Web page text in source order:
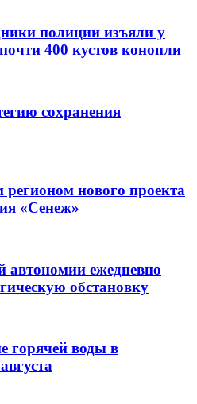
полиции изъяли у
400 кустов конопли
сохранения
нового проекта
«Сенеж»
автономии ежедневно
обстановку
горячей воды в